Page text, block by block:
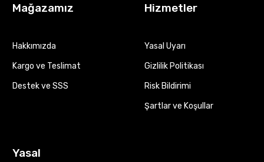
Mağazamız
Hakkımızda
Kargo ve Teslimat
Destek ve SSS
Hizmetler
Yasal Uyarı
Gizlilik Politikası
Risk Bildirimi
Şartlar ve Koşullar
Yasal